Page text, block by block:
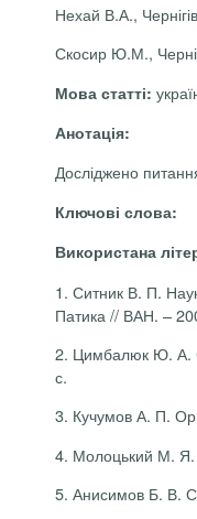
Нехай В.А.,
Скосир Ю.М.,
Мова статті:
Анотація:
Досліджено
Ключові слова:
Використана
1. Ситник В. П.
Патика // ВАН. –
2. Цимбалюк Ю. А.
с.
3. Кучумов А. П.
4. Молоцький М. Я.
5. Анисимов Б. В.